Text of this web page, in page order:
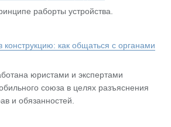
раборты устройства.
как общаться с органами
юристами и экспертами
союза в целях разъяснения
и обязанностей.